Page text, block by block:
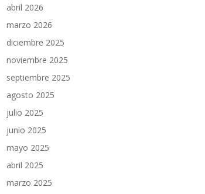
abril 2026
marzo 2026
diciembre 2025
noviembre 2025
septiembre 2025
agosto 2025
julio 2025
junio 2025
mayo 2025
abril 2025
marzo 2025